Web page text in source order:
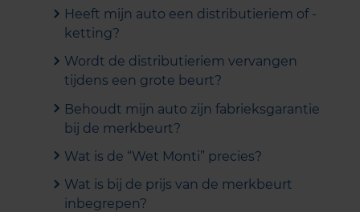
Heeft mijn auto een distributieriem of -
ketting?
Wordt de distributieriem vervangen
tijdens een grote beurt?
Behoudt mijn auto zijn fabrieksgarantie
bij de merkbeurt?
Wat is de “Wet Monti” precies?
Wat is bij de prijs van de merkbeurt
inbegrepen?